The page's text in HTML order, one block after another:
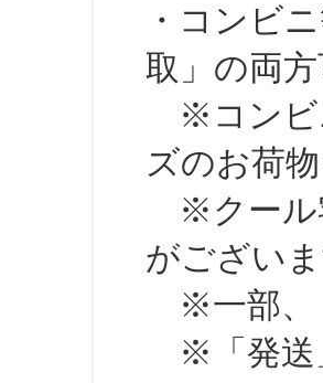
・コンビニ
取」の両
※コンビニ
ズのお荷
※クール宅
がございま
※一部、「
※「発送」